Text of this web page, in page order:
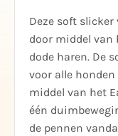
Deze soft
door middel van
dode haren. De
voor alle
middel van het
één
de pennen